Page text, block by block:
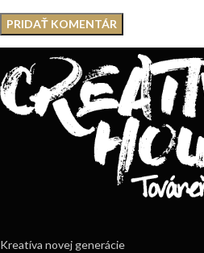
Kreatíva novej generácie